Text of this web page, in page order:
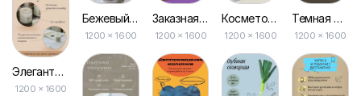
Элегантная Ароматическая Свеча: Шаблон для Маркетплейса
1200 × 1600
Бежевый Свитер Ручной Вязки — Макет для Маркетплейса
1200 × 1600
Заказная Кружка с Фиолетовой Дизайнерской Карточкой для Маркетплейсов
1200 × 1600
Косметологический Массажер для Лица — Идеальный Инструмент для Вашего Маркетплейса
1200 × 1600
Темная Карточка Японского Ножа для Маркетплейса
1200 × 1600